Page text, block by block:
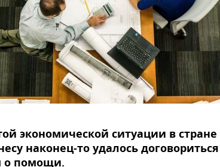
экономической ситуации в стране
наконец-то удалось